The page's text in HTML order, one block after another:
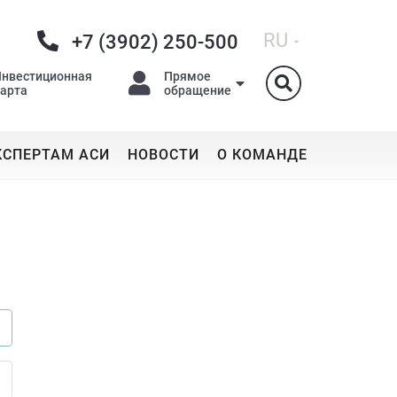
+7 (3902) 250-500 RU
Прямое
обращение
АСИ НОВОСТИ О КОМАНДЕ